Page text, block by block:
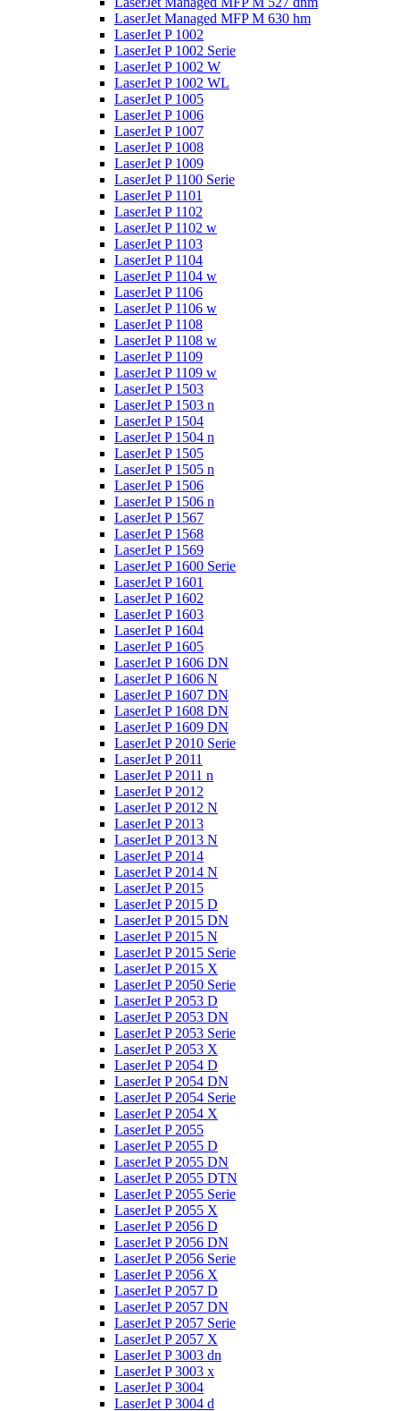
LaserJet Managed MFP M 630 hm
LaserJet P 1002
LaserJet P 1002 Serie
LaserJet P 1002 W
LaserJet P 1002 WL
LaserJet P 1005
LaserJet P 1006
LaserJet P 1007
LaserJet P 1008
LaserJet P 1009
LaserJet P 1100 Serie
LaserJet P 1101
LaserJet P 1102
LaserJet P 1102 w
LaserJet P 1103
LaserJet P 1104
LaserJet P 1104 w
LaserJet P 1106
LaserJet P 1106 w
LaserJet P 1108
LaserJet P 1108 w
LaserJet P 1109
LaserJet P 1109 w
LaserJet P 1503
LaserJet P 1503 n
LaserJet P 1504
LaserJet P 1504 n
LaserJet P 1505
LaserJet P 1505 n
LaserJet P 1506
LaserJet P 1506 n
LaserJet P 1567
LaserJet P 1568
LaserJet P 1569
LaserJet P 1600 Serie
LaserJet P 1601
LaserJet P 1602
LaserJet P 1603
LaserJet P 1604
LaserJet P 1605
LaserJet P 1606 DN
LaserJet P 1606 N
LaserJet P 1607 DN
LaserJet P 1608 DN
LaserJet P 1609 DN
LaserJet P 2010 Serie
LaserJet P 2011
LaserJet P 2011 n
LaserJet P 2012
LaserJet P 2012 N
LaserJet P 2013
LaserJet P 2013 N
LaserJet P 2014
LaserJet P 2014 N
LaserJet P 2015
LaserJet P 2015 D
LaserJet P 2015 DN
LaserJet P 2015 N
LaserJet P 2015 Serie
LaserJet P 2015 X
LaserJet P 2050 Serie
LaserJet P 2053 D
LaserJet P 2053 DN
LaserJet P 2053 Serie
LaserJet P 2053 X
LaserJet P 2054 D
LaserJet P 2054 DN
LaserJet P 2054 Serie
LaserJet P 2054 X
LaserJet P 2055
LaserJet P 2055 D
LaserJet P 2055 DN
LaserJet P 2055 DTN
LaserJet P 2055 Serie
LaserJet P 2055 X
LaserJet P 2056 D
LaserJet P 2056 DN
LaserJet P 2056 Serie
LaserJet P 2056 X
LaserJet P 2057 D
LaserJet P 2057 DN
LaserJet P 2057 Serie
LaserJet P 2057 X
LaserJet P 3003 dn
LaserJet P 3003 x
LaserJet P 3004
LaserJet P 3004 d